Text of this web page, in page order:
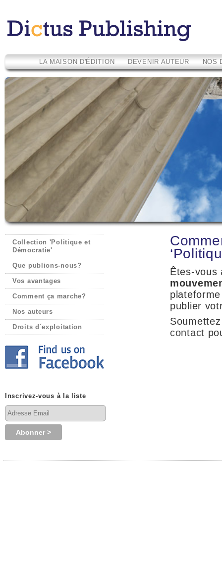
LA MAISON D'ÉDITION DEVENIR AUTEUR NOS
Collection 'Politique et
Démocratie'
Que publions-nous?
Vos avantages
Comment ça marche?
Nos auteurs
Droits d´exploitation
Inscrivez-vous à la liste
Êtes-
publier
contact